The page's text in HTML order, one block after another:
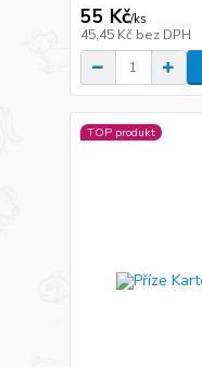
55 Kč/ks
45,45 Kč bez DPH
TOP produkt